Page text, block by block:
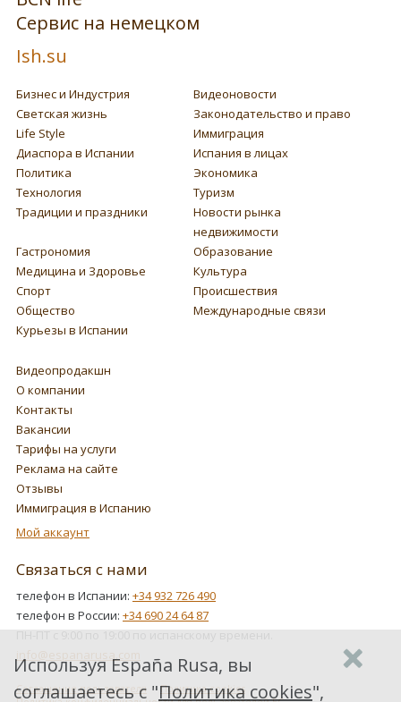
Сервис на немецком
Ish.su
Бизнес и Индустрия
Видеоновости
Светская жизнь
Законодательство и право
Life Style
Иммиграция
Диаспора в Испании
Испания в лицах
Политика
Экономика
Технология
Туризм
Традиции и праздники
Новости рынка
недвижимости
Гастрономия
Образование
Медицина и Здоровье
Культура
Спорт
Происшествия
Общество
Международные связи
Курьезы в Испании
Видеопродакшн
О компании
Контакты
Вакансии
Тарифы на услуги
Реклама на сайте
Отзывы
Иммиграция в Испанию
Мой аккаунт
Связаться с нами
телефон в Испании: +34 932 726 490
телефон в России: +34 690 24 64 87
ПН-ПТ с 9:00 по 19:00 по испанскому времени.
info@espanarusa.com
Соглашение пользователя
Политика cookies
Используя España Rusa, вы
соглашаетесь с "Политика cookies",